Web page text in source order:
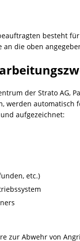
besteht
die oben
der Strato AG,
werden automatisch
aufgezeichnet:
etc.)
zur Abwehr von